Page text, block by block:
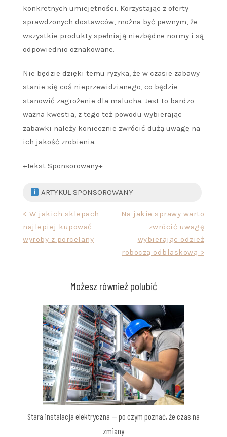
konkretnych umiejętności. Korzystając z oferty
sprawdzonych dostawców, można być pewnym, że
wszystkie produkty spełniają niezbędne normy i są
odpowiednio oznakowane.
Nie będzie dzięki temu ryzyka, że w czasie zabawy
stanie się coś nieprzewidzianego, co będzie
stanowić zagrożenie dla malucha. Jest to bardzo
ważna kwestia, z tego też powodu wybierając
zabawki należy koniecznie zwrócić dużą uwagę na
ich jakość zrobienia.
+Tekst Sponsorowany+
ARTYKUŁ SPONSOROWANY
Nawigacja
wpisu
< W jakich sklepach
najlepiej kupować
wyroby z porcelany
Na jakie sprawy warto
zwrócić uwagę
wybierając odzież
roboczą odblaskową >
Możesz również polubić
Stara instalacja elektryczna — po czym poznać, że czas na
zmiany